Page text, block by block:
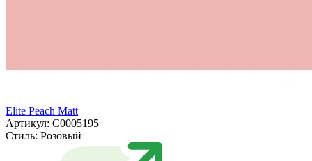
Elite Peach Matt
Артикул: С0005195
Стиль: Розовый